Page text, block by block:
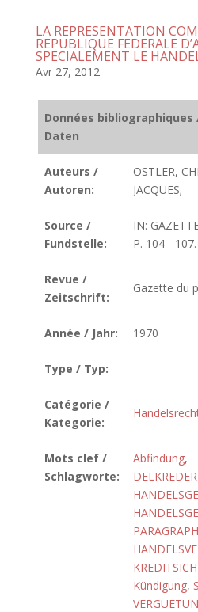
LA REPRESENTATION
REPUBLIQUE FEDERALE
SPECIALEMENT LE
Avr 27, 2012
Données
Daten
Auteurs /
Autoren:
OSTLER,
JACQUES;
Source /
Fundstelle:
IN:
P. 104 - 107.
Revue /
Zeitschrift:
Gazette du
Année / Jahr: 1970
Type / Typ:
Catégorie /
Kategorie:
Mots clef /
Schlagworte:
Abfindung,
Kündigung,